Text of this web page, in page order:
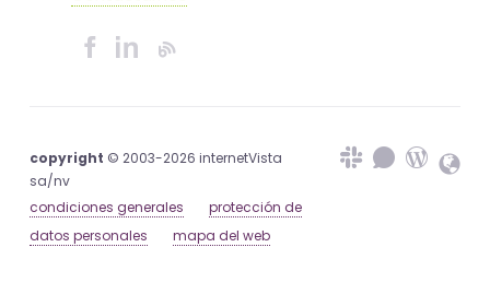
copyright © 2003-2026 internetVista
sa/nv
condiciones generales
protección de
datos personales
mapa del web